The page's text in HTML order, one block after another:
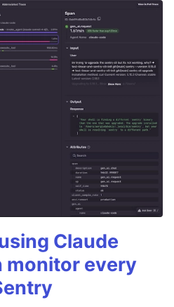
Claude
monitor every